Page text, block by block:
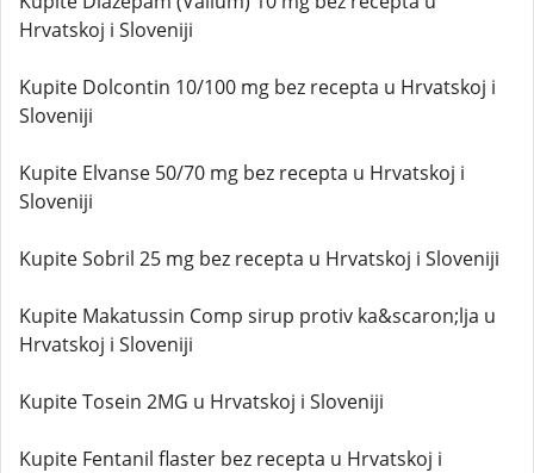
Hrvatskoj i Sloveniji
Kupite Dolcontin 10/100 mg bez recepta u Hrvatskoj i
Sloveniji
Kupite Elvanse 50/70 mg bez recepta u Hrvatskoj i
Sloveniji
Kupite Sobril 25 mg bez recepta u Hrvatskoj i Sloveniji
Kupite Makatussin Comp sirup protiv ka&scaron;lja u
Hrvatskoj i Sloveniji
Kupite Tosein 2MG u Hrvatskoj i Sloveniji
Kupite Fentanil flaster bez recepta u Hrvatskoj i